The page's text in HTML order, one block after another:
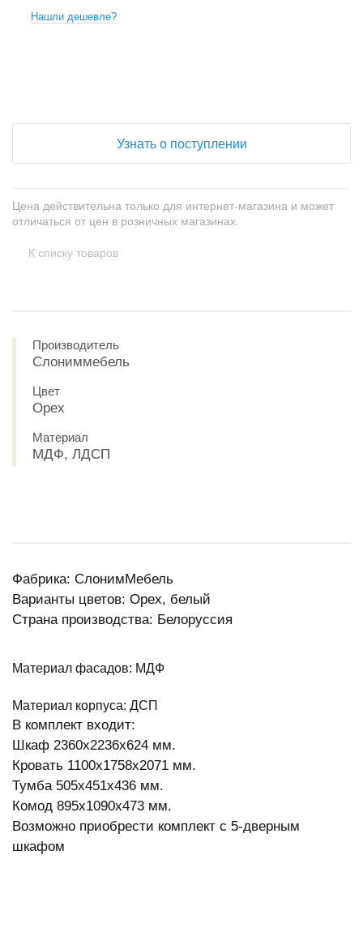
Нашли дешевле?
Узнать о поступлении
Цена действительна только для интернет-магазина и может
отличаться от цен в розничных магазинах.
К списку товаров
Производитель
Слониммебель
Цвет
Орех
Материал
МДФ, ЛДСП
Фабрика: СлонимМебель
Варианты цветов: Орех, белый
Страна производства: Белоруссия
Материал фасадов: МДФ
Материал корпуса: ДСП
В комплект входит:
Шкаф 2360х2236х624 мм.
Кровать 1100х1758х2071 мм.
Тумба 505х451х436 мм.
Комод 895х1090х473 мм.
Возможно приобрести комплект с 5-дверным
шкафом